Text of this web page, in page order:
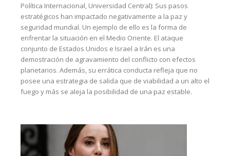
Política Internacional, Universidad Central): Sus pasos
estratégicos han impactado negativamente a la paz y
seguridad mundial. Un ejemplo de ello es la forma de
enfrentar la situación en el Medio Oriente. El ataque
conjunto de Estados Unidos e Israel a Irán es una
demostración de agravamiento del conflicto con efectos
planetarios. Además, su errática conducta refleja que no
posee una estrategia de salida que de viabilidad a un alto el
fuego y más se aleja la posibilidad de una paz estable.